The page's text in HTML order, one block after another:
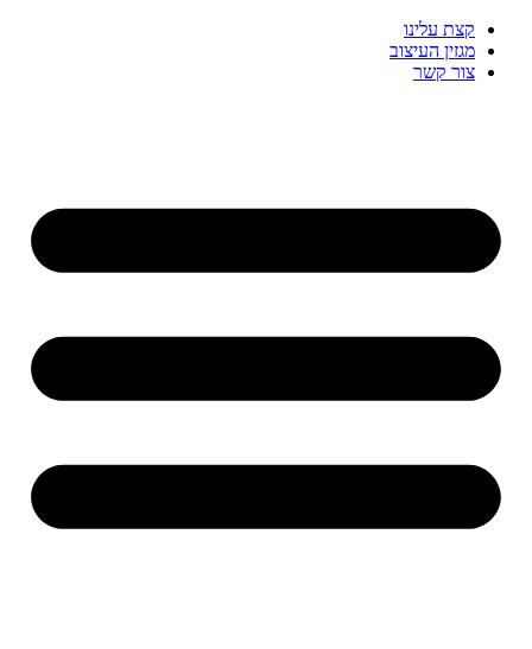
לתוכן
קצת עלינו
מגזין העיצוב
צור קשר